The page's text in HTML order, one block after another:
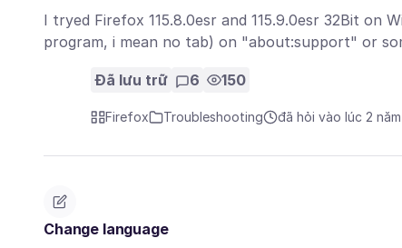
I tryed Firefox 115.8.0esr and 115.9.0esr 32Bit on
program, i mean no tab) on "about:support" or
Đã lưu trữ 6 150
Firefox Troubleshooting đã hỏi vào lúc 2
Change language